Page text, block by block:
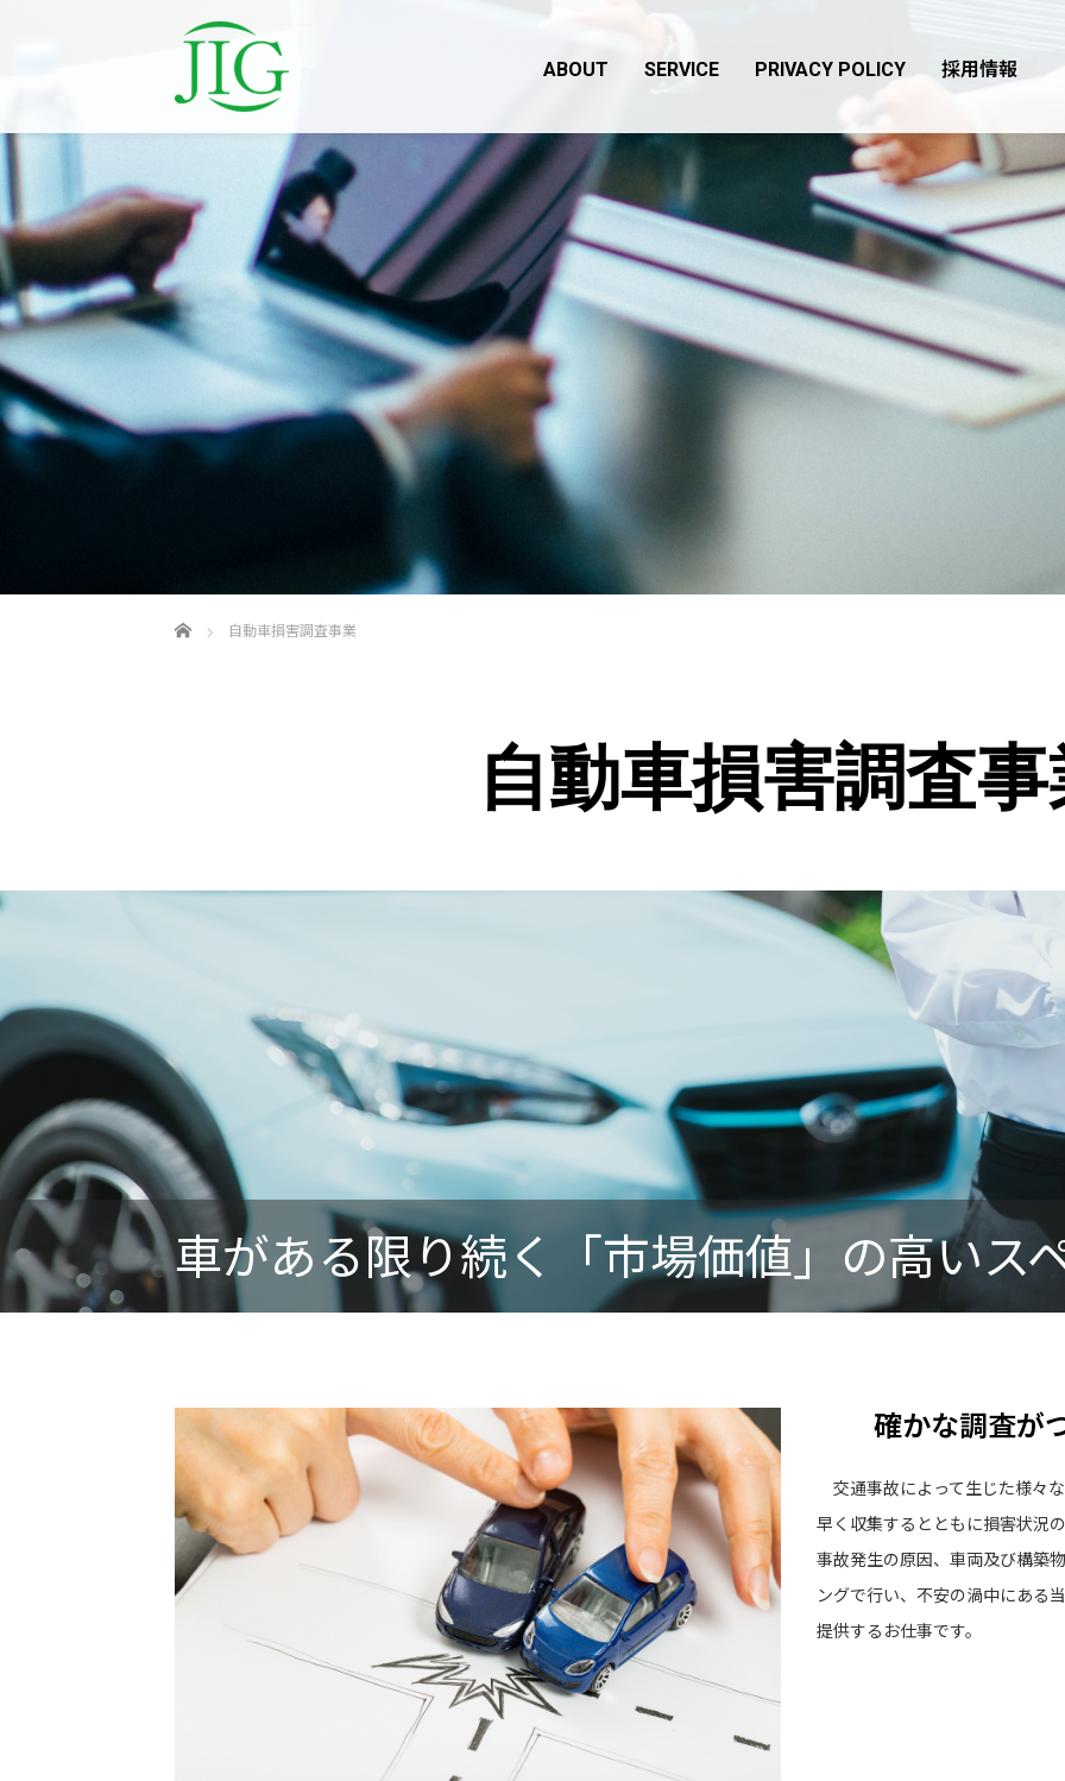
ABOUT SERVICE PRIVACY POLICY 採用情報
ホーム 自動車損害調査事業
自動車損害調査
車がある限り続く「市場価値」の高いス
確かな調査がつ
交通事故によって生じた様々
早く収集するとともに損害状況
事故発生の原因、車両及び構築
ングで行い、不安の渦中にある
提供するお仕事です。